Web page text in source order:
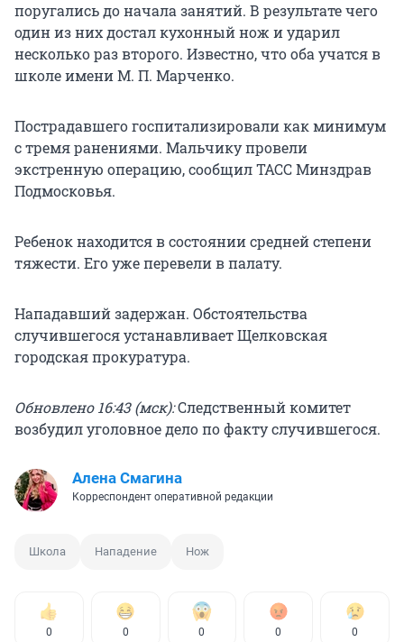
поругались до начала занятий. В результате чего
один из них достал кухонный нож и ударил
несколько раз второго. Известно, что оба учатся в
школе имени М. П. Марченко.
Пострадавшего госпитализировали как минимум
с тремя ранениями. Мальчику провели
экстренную операцию, сообщил ТАСС Минздрав
Подмосковья.
Ребенок находится в состоянии средней степени
тяжести. Его уже перевели в палату.
Нападавший задержан. Обстоятельства
случившегося устанавливает Щелковская
городская прокуратура.
Обновлено 16:43 (мск):Следственный комитет
возбудил уголовное дело по факту случившегося.
Алена Смагина
Корреспондент оперативной редакции
Школа Нападение Нож
0 0 0 0 0